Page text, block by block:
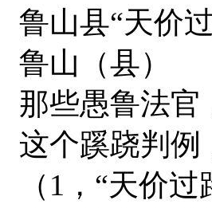
鲁山县“天价
鲁山（县）
那些愚鲁法官
这个蹊跷判例
（1，“天价